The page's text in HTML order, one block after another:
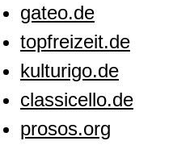
gateo.de
topfreizeit.de
kulturigo.de
classicello.de
prosos.org